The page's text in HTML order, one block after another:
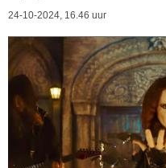
24-10-2024, 16.46 uur